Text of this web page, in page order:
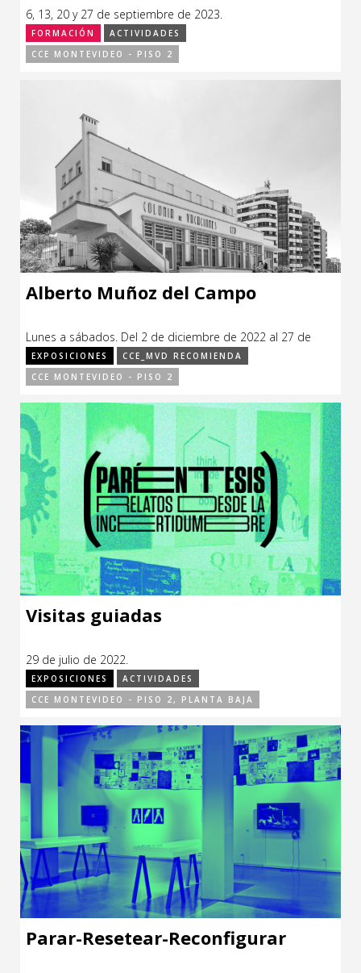
6, 13, 20 y 27 de septiembre de 2023.
FORMACIÓN
ACTIVIDADES
CCE MONTEVIDEO - PISO 2
Alberto Muñoz del Campo
Lunes a sábados. Del 2 de diciembre de 2022 al 27 de
abril de 2023.
EXPOSICIONES
CCE_MVD RECOMIENDA
CCE MONTEVIDEO - PISO 2
Visitas guiadas
29 de julio de 2022.
EXPOSICIONES
ACTIVIDADES
CCE MONTEVIDEO - PISO 2, PLANTA BAJA
Parar-Resetear-Reconfigurar